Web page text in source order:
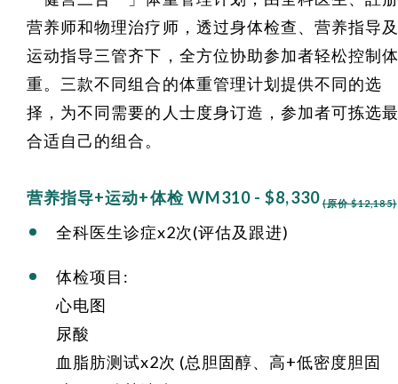
营养师和物理治疗师，透过身体检查、营养指导
运动指导三管齐下，全方位协助参加者轻松控制
重。三款不同组合的体重管理计划提供不同的选
择，为不同需要的人士度身订造，参加者可拣选
合适自己的组合。
营养指导+运动+体检 WM310 - $8,330 (原价 $12,185)
全科医生诊症x2次(评估及跟进)
体检项目:
心电图
尿酸
血脂肪测试x2次 (总胆固醇、高+低密度胆固